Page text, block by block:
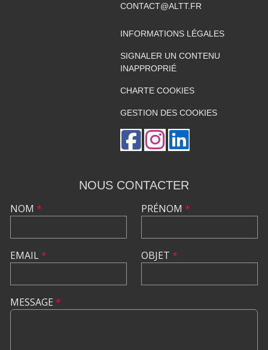
CONTACT@ALTT.FR
INFORMATIONS LÉGALES
SIGNALER UN CONTENU
INAPPROPRIÉ
CHARTE COOKIES
GESTION DES COOKIES
NOUS CONTACTER
NOM *
EMAIL*
PRÉNOM *
OBJET *
MESSAGE *